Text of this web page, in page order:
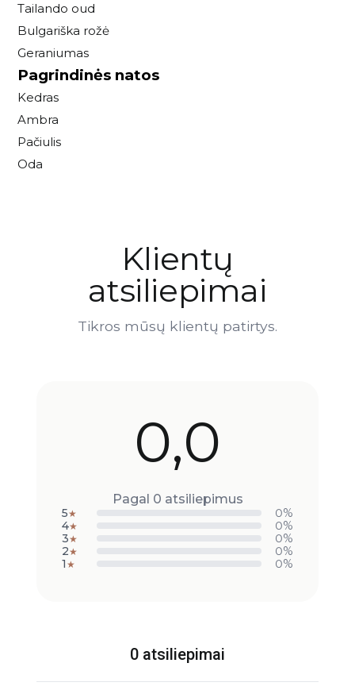
Tailando oud
Bulgariška rožė
Geraniumas
Pagrindinės natos
Kedras
Ambra
Pačiulis
Oda
Klientų
atsiliepimai
Tikros mūsų klientų patirtys.
0,0
Pagal 0 atsiliepimus
5★
0%
4★
0%
3★
0%
2★
0%
1 ★ 0%
0 atsiliepimai